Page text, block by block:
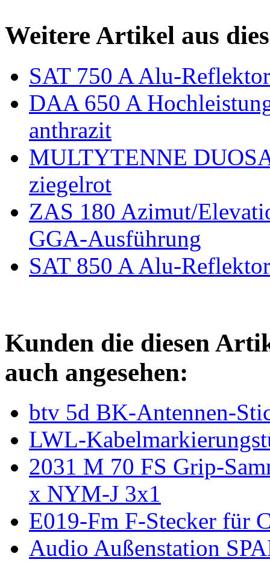
Weitere Artikel aus
SAT 750 A Alu-
DAA 650 A
anthrazit
MULTYTENNE
ziegelrot
ZAS 180 Azimut/
GGA-Ausführung
SAT 850 A Alu-
Kunden die diesen
auch angesehen:
btv 5d BK-Antennen-
LWL-
2031 M 70 FS Grip-
x NYM-J 3x1
E019-Fm F-Stecker für
Audio Außenstation